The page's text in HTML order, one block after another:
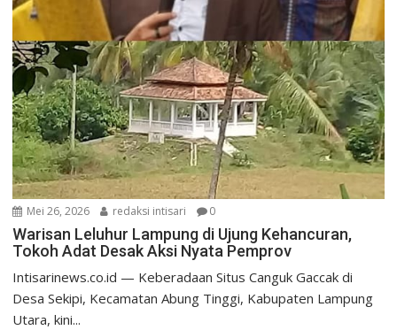
Mei 26, 2026 redaksi intisari 0
Warisan Leluhur Lampung di Ujung Kehancuran,
Tokoh Adat Desak Aksi Nyata Pemprov
Intisarinews.co.id — Keberadaan Situs Canguk Gaccak di
Desa Sekipi, Kecamatan Abung Tinggi, Kabupaten Lampung
Utara, kini...